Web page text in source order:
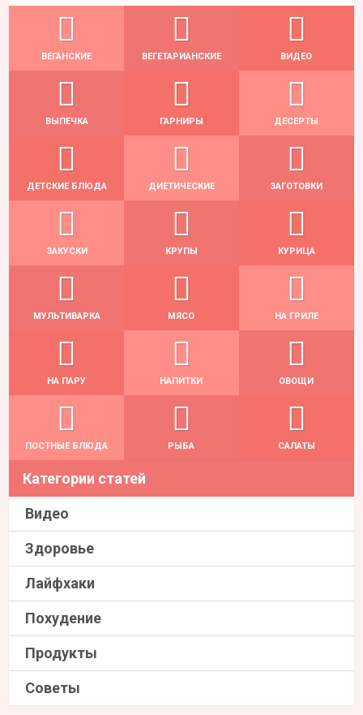
ВЕГАНСКИЕ ВЕГЕТАРИАНСКИЕ ВИДЕО
ВЫПЕЧКА ГАРНИРЫ ДЕСЕРТЫ
ДЕТСКИЕ БЛЮДА ДИЕТИЧЕСКИЕ ЗАГОТОВКИ
ЗАКУСКИ КРУПЫ КУРИЦА
МУЛЬТИВАРКА МЯСО НА ГРИЛЕ
НА ПАРУ НАПИТКИ ОВОЩИ
ПОСТНЫЕ БЛЮДА РЫБА САЛАТЫ
Категории статей
Видео
Здоровье
Лайфхаки
Похудение
Продукты
Советы